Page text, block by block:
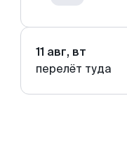
11 авг, вт
перелёт туда